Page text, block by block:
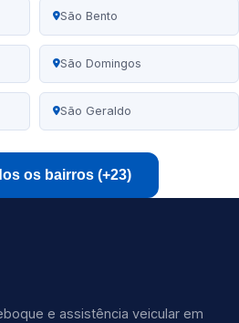
São Bento
São Domingos
São Geraldo
os bairros (+23)
e assistência veicular em